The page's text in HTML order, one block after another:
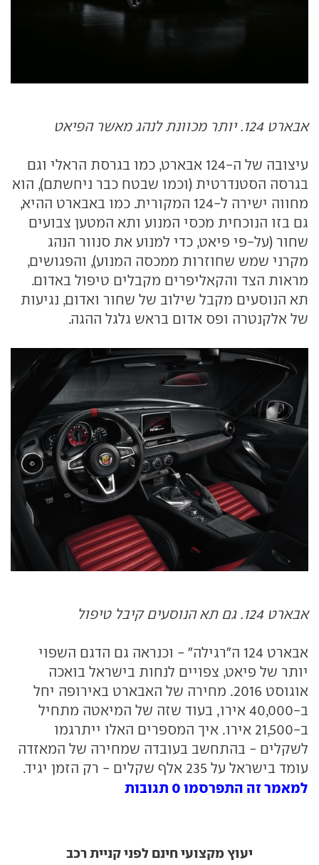
אבארט 124. יותר מכוונת לנהג מאשר הפיאט
עיצובה של ה-124 אבארט, כמו בגרסת הראלי וגם
בגרסה הסטנדרטית (וכמו שבטח כבר ניחשתם), הוא
מחווה ישירה ל-124 המקורית. כמו באבארט ההיא,
גם בזו הנוכחית מכסי המנוע ותא המטען צבועים
שחור (על-פי פיאט, כדי למנוע את סנוור הנהג
מקרני שמש שחוזרות ממכסה המנוע), והפגושים,
מראות הצד והקאליפרים מקבלים טיפול באדום.
תא הנוסעים מקבל שילוב של שחור ואדום, נגיעות
של אלקנטרה ופס אדום בראש גלגל ההגה.
אבארט 124. גם תא הנוסעים קיבל טיפול
אבארט 124 ה"רגילה" - וכנראה גם הדגם השפוי
יותר של פיאט, צפויים לנחות בישראל בואכה
אוגוסט 2016. מחירה של האבארט באירופה יחל
ב-40,000 אירו, בעוד שזה של המיאטה מתחיל
ב-21,500 אירו. איך המספרים האלו ייתרגמו
לשקלים - בהתחשב בעובדה שמחירה של המאזדה
עומד בישראל על 235 אלף שקלים - רק הזמן יגיד.
למאמר זה התפרסמו 0 תגובות
יעוץ מקצועי חינם לפני קניית רכב